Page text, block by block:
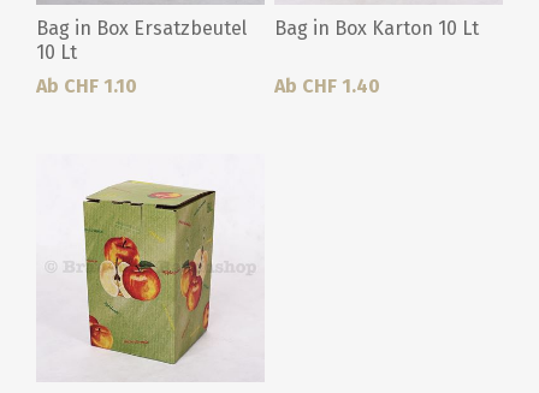
Bag in Box Ersatzbeutel
10 Lt
Ab CHF 1.10
Bag in Box Karton 10 Lt
Ab CHF 1.40